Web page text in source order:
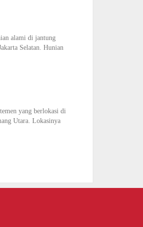
alami di jantung
Selatan. Hunian
yang berlokasi di
Utara. Lokasinya